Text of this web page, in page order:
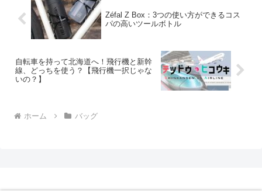
Zéfal Z Box：3つの使い方ができるコス
パの高いツールボトル
自転車を持って北海道へ！飛行機と新幹
線、どっちを使う？【飛行機一択じゃな
いの？】
ホーム バッグ